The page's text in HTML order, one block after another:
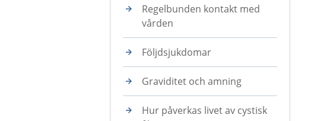
Regelbunden kontakt med
vården
Följdsjukdomar
Graviditet och amning
Hur påverkas livet av cystisk